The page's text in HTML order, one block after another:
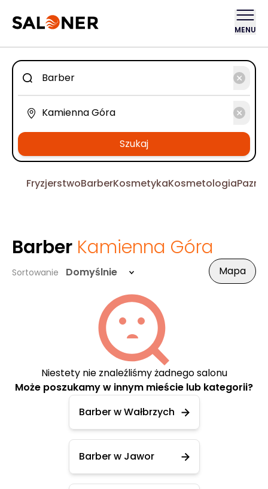
MENU
Szukaj
FryzjerstwoBarberKosmetykaKosmetologia
Barber Kamienna Góra
Sortowanie Domyślnie Mapa
Niestety nie znaleźliśmy żadnego salonu
Może poszukamy w innym mieście lub kategorii?
Barber w Wałbrzych
Barber w Jawor